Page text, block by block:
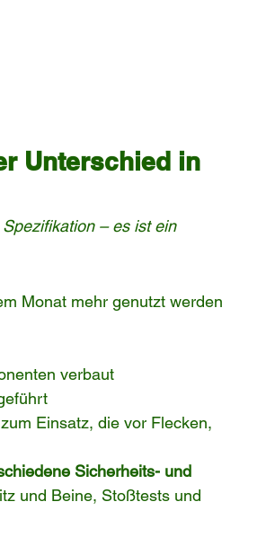
Unterschied in
– es ist ein
Monat mehr genutzt werden
verbaut
Einsatz, die vor Flecken,
Sicherheits- und
und Beine, Stoßtests und